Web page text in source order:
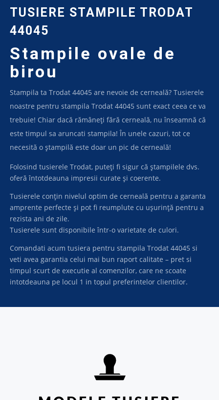
TUSIERE STAMPILE TRODAT
44045
Stampile ovale de
birou
Stampila ta Trodat 44045 are nevoie de cerneală? Tusierele
noastre pentru stampila Trodat 44045 sunt exact ceea ce va
trebuie! Chiar dacă rămâneți fără cerneală, nu înseamnă că
este timpul sa aruncati stampila! În unele cazuri, tot ce
necesită o ștampilă este doar un pic de cerneală!
Folosind tusierele Trodat, puteți fi sigur că ștampilele dvs.
oferă întotdeauna impresii curate și coerente.
Tusierele conțin nivelul optim de cerneală pentru a garanta
amprente perfecte și pot fi reumplute cu ușurință pentru a
rezista ani de zile.
Tusierele sunt disponibile într-o varietate de culori.
Comandati acum tusiera pentru stampila Trodat 44045 si
veti avea garantia celui mai bun raport calitate – pret si
timpul scurt de executie al comenzilor, care ne scoate
intotdeauna pe locul 1 in topul preferintelor clientilor.